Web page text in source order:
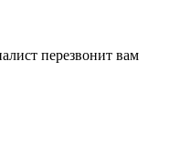
перезвонит вам